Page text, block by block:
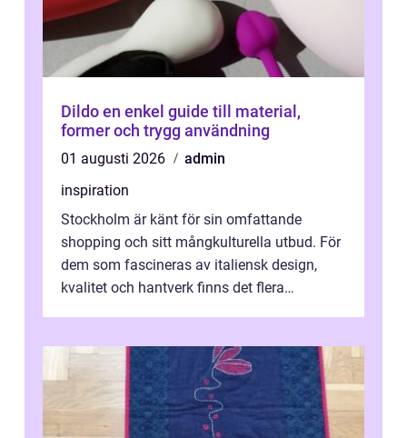
Dildo en enkel guide till material,
former och trygg användning
01 augusti 2026
admin
inspiration
Stockholm är känt för sin omfattande
shopping och sitt mångkulturella utbud. För
dem som fascineras av italiensk design,
kvalitet och hantverk finns det flera